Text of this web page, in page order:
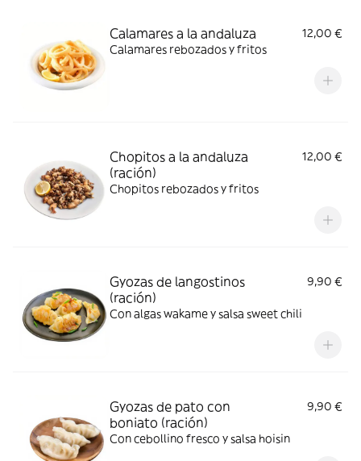
Calamares a la andaluza
12,00 €
Calamares rebozados y fritos
Chopitos a la andaluza
(ración)
12,00 €
Chopitos rebozados y fritos
Gyozas de langostinos
(ración)
9,90 €
Con algas wakame y salsa sweet chili
Gyozas de pato con
boniato (ración)
9,90 €
Con cebollino fresco y salsa hoisin